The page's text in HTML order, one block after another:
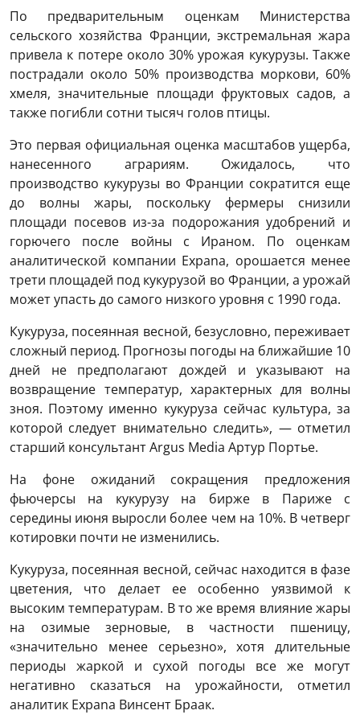
По предварительным оценкам Министерства
сельского хозяйства Франции, экстремальная жара
привела к потере около 30% урожая кукурузы. Также
пострадали около 50% производства моркови, 60%
хмеля, значительные площади фруктовых садов, а
также погибли сотни тысяч голов птицы.
Это первая официальная оценка масштабов ущерба,
нанесенного аграриям. Ожидалось, что
производство кукурузы во Франции сократится еще
до волны жары, поскольку фермеры снизили
площади посевов из-за подорожания удобрений и
горючего после войны с Ираном. По оценкам
аналитической компании Expana, орошается менее
трети площадей под кукурузой во Франции, а урожай
может упасть до самого низкого уровня с 1990 года.
Кукуруза, посеянная весной, безусловно, переживает
сложный период. Прогнозы погоды на ближайшие 10
дней не предполагают дождей и указывают на
возвращение температур, характерных для волны
зноя. Поэтому именно кукуруза сейчас культура, за
которой следует внимательно следить», — отметил
старший консультант Argus Media Артур Портье.
На фоне ожиданий сокращения предложения
фьючерсы на кукурузу на бирже в Париже с
середины июня выросли более чем на 10%. В четверг
котировки почти не изменились.
Кукуруза, посеянная весной, сейчас находится в фазе
цветения, что делает ее особенно уязвимой к
высоким температурам. В то же время влияние жары
на озимые зерновые, в частности пшеницу,
«значительно менее серьезно», хотя длительные
периоды жаркой и сухой погоды все же могут
негативно сказаться на урожайности, отметил
аналитик Expana Винсент Браак.